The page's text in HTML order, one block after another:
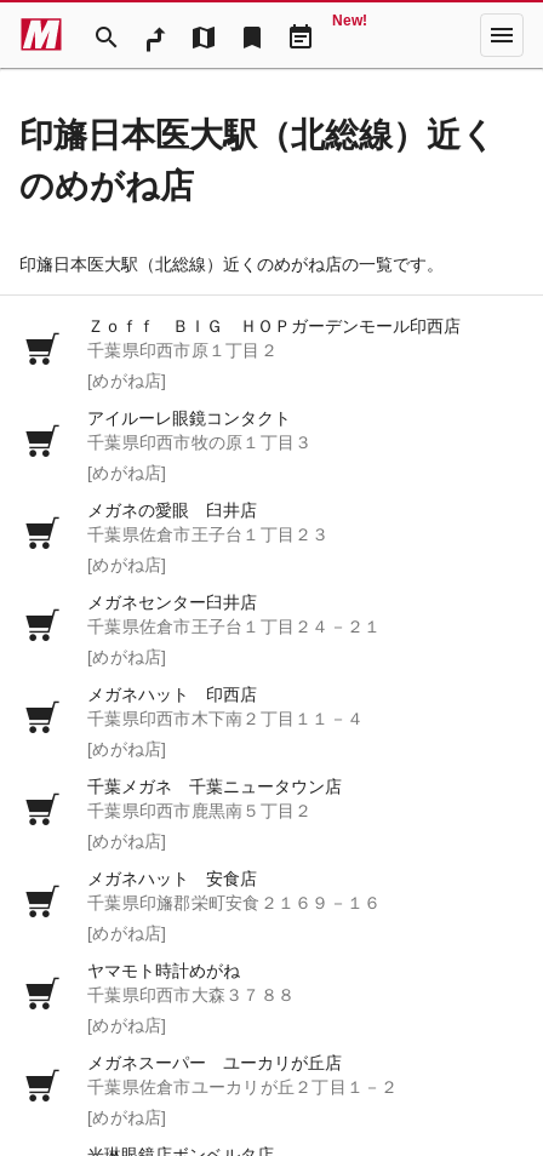
search map bookmark event_note
New! menu
印旛日本医大駅（北総線）近く
のめがね店
印旛日本医大駅（北総線）近くのめがね店の一覧です。
Ｚｏｆｆ ＢＩＧ ＨＯＰガーデンモール印西店
千葉県印西市原１丁目２
[めがね店]
アイルーレ眼鏡コンタクト
千葉県印西市牧の原１丁目３
[めがね店]
メガネの愛眼 臼井店
千葉県佐倉市王子台１丁目２３
[めがね店]
メガネセンター臼井店
千葉県佐倉市王子台１丁目２４－２１
[めがね店]
メガネハット 印西店
千葉県印西市木下南２丁目１１－４
[めがね店]
千葉メガネ 千葉ニュータウン店
千葉県印西市鹿黒南５丁目２
[めがね店]
メガネハット 安食店
千葉県印旛郡栄町安食２１６９－１６
[めがね店]
ヤマモト時計めがね
千葉県印西市大森３７８８
[めがね店]
メガネスーパー ユーカリが丘店
千葉県佐倉市ユーカリが丘２丁目１－２
[めがね店]